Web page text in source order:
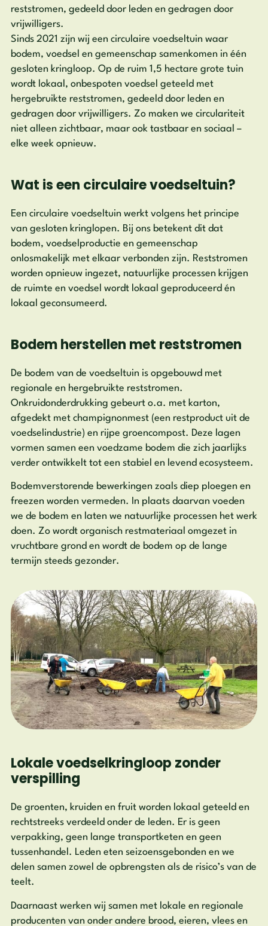
reststromen, gedeeld door leden en gedragen door
vrijwilligers.
Sinds 2021 zijn wij een circulaire voedseltuin waar
bodem, voedsel en gemeenschap samenkomen in één
gesloten kringloop. Op de ruim 1,5 hectare grote tuin
wordt lokaal, onbespoten voedsel geteeld met
hergebruikte reststromen, gedeeld door leden en
gedragen door vrijwilligers. Zo maken we circulariteit
niet alleen zichtbaar, maar ook tastbaar en sociaal –
elke week opnieuw.
Wat is een circulaire voedseltuin?
Een circulaire voedseltuin werkt volgens het principe
van gesloten kringlopen. Bij ons betekent dit dat
bodem, voedselproductie en gemeenschap
onlosmakelijk met elkaar verbonden zijn. Reststromen
worden opnieuw ingezet, natuurlijke processen krijgen
de ruimte en voedsel wordt lokaal geproduceerd én
lokaal geconsumeerd.
Bodem herstellen met reststromen
De bodem van de voedseltuin is opgebouwd met
regionale en hergebruikte reststromen.
Onkruidonderdrukking gebeurt o.a. met karton,
afgedekt met champignonmest (een restproduct uit de
voedselindustrie) en rijpe groencompost. Deze lagen
vormen samen een voedzame bodem die zich jaarlijks
verder ontwikkelt tot een stabiel en levend ecosysteem.
Bodemverstorende bewerkingen zoals diep ploegen en
freezen worden vermeden. In plaats daarvan voeden
we de bodem en laten we natuurlijke processen het werk
doen. Zo wordt organisch restmateriaal omgezet in
vruchtbare grond en wordt de bodem op de lange
termijn steeds gezonder.
Lokale voedselkringloop zonder
verspilling
De groenten, kruiden en fruit worden lokaal geteeld en
rechtstreeks verdeeld onder de leden. Er is geen
verpakking, geen lange transportketen en geen
tussenhandel. Leden eten seizoensgebonden en we
delen samen zowel de opbrengsten als de risico’s van de
teelt.
Daarnaast werken wij samen met lokale en regionale
producenten van onder andere brood, eieren, vlees en